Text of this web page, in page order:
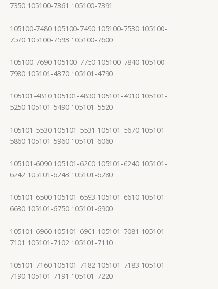
7350 105100-7361 105100-7391
105100-7480 105100-7490 105100-7530 105100-
7570 105100-7593 105100-7600
105100-7690 105100-7750 105100-7840 105100-
7980 105101-4370 105101-4790
105101-4810 105101-4830 105101-4910 105101-
5250 105101-5490 105101-5520
105101-5530 105101-5531 105101-5670 105101-
5860 105101-5960 105101-6060
105101-6090 105101-6200 105101-6240 105101-
6242 105101-6243 105101-6280
105101-6500 105101-6593 105101-6610 105101-
6630 105101-6750 105101-6900
105101-6960 105101-6961 105101-7081 105101-
7101 105101-7102 105101-7110
105101-7160 105101-7182 105101-7183 105101-
7190 105101-7191 105101-7220